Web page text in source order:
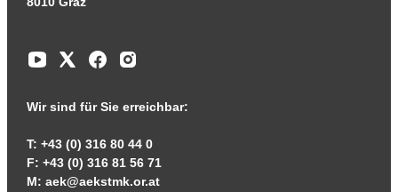
Wir sind für Sie erreichbar:
T: +43 (0) 316 80 44 0
F: +43 (0) 316 81 56 71
M: aek@aekstmk.or.at